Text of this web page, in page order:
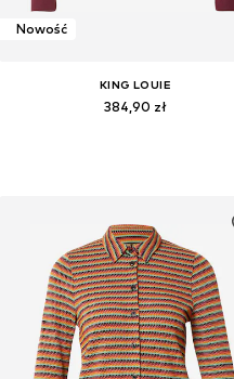
Nowość
KING LOUIE
384,90 zł